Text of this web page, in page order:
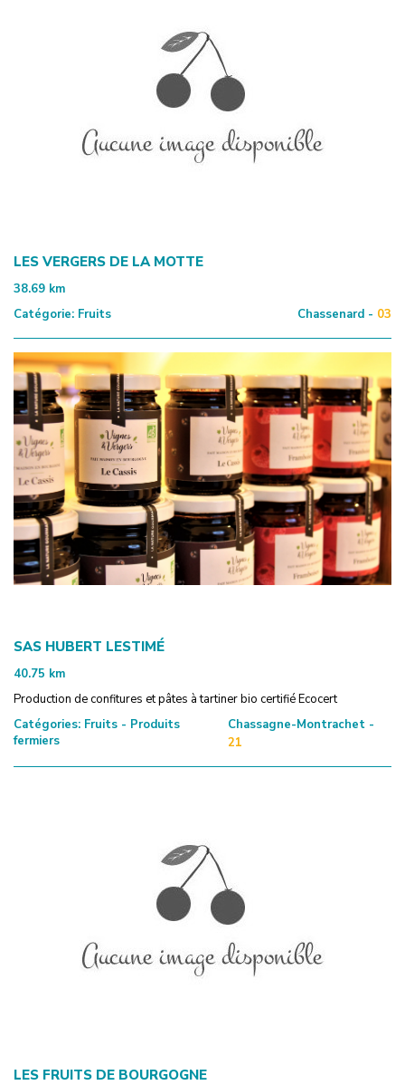
LES VERGERS DE LA MOTTE
38.69 km
Catégorie: Fruits Chassenard - 03
SAS HUBERT LESTIMÉ
40.75 km
Production de confitures et pâtes à tartiner bio certifié Ecocert
Catégories: Fruits - Produits
fermiers
Chassagne-Montrachet -
21
LES FRUITS DE BOURGOGNE